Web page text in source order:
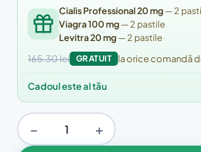
Cialis Professional 20 mg— 2
Viagra 100 mg— 2 pastile
Levitra 20 mg— 2 pastile
165.30 lei GRATUIT la orice comandă
Cadoul este al tău
− +